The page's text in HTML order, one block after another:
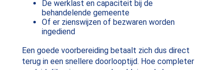
De werklast en capaciteit bij de
behandelende gemeente
Of er zienswijzen of bezwaren worden
ingediend
Een goede voorbereiding betaalt zich dus direct
terug in een snellere doorlooptijd. Hoe completer